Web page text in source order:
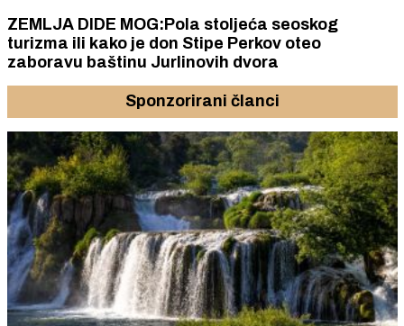
ZEMLJA DIDE MOG:Pola stoljeća seoskog
turizma ili kako je don Stipe Perkov oteo
zaboravu baštinu Jurlinovih dvora
Sponzorirani članci